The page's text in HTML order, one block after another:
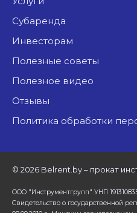
Субаренда
Инвесторам
Полезные советы
Полезное видео
Отзывы
Политика обработки
© 2026 Belrent.by – прокат
ООО "Инструментгрупп" УНП
Свидетельство о государственной